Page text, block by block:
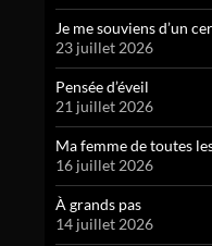
Je me souviens d’un
23 juillet 2026
Pensée d’éveil
21 juillet 2026
Ma femme de toutes
16 juillet 2026
À grands pas
14 juillet 2026